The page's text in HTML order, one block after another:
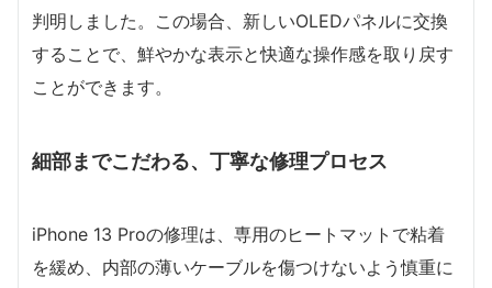
判明しました。この場合、新しいOLEDパネルに交換
することで、鮮やかな表示と快適な操作感を取り戻す
ことができます。
細部までこだわる、丁寧な修理プロセス
iPhone 13 Proの修理は、専用のヒートマットで粘着
を緩め、内部の薄いケーブルを傷つけないよう慎重に